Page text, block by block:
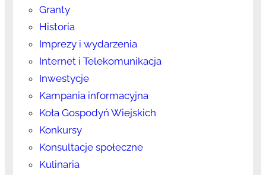
Granty
Historia
Imprezy i wydarzenia
Internet i Telekomunikacja
Inwestycje
Kampania informacyjna
Koła Gospodyń Wiejskich
Konkursy
Konsultacje społeczne
Kulinaria